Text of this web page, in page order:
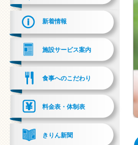
新着情報
施設サービス案内
食事へのこだわり
料金表・体制表
きりん新聞